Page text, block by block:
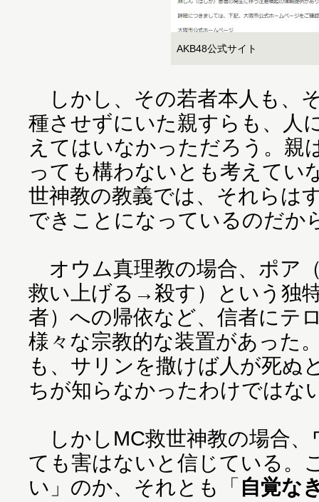
AKB48公式サイト
しかし、その若者本人も、
種させずにいた親すらも、人
えてはいなかっただろう。親
っても構わないとも考えてい
世神教の教義では、それらは
できことになっているのだか
オウム真理教の場合、ポア
救い上げる→殺す）という独
者）への帰依など、信者にテ
様々な宗教的な装置があった
も、サリンを撒けば人が死ぬ
ちが知らなかったわけではな
しかしMC救世神教の場合、
ても害はないと信じている。
い」のか、それとも「自覚な